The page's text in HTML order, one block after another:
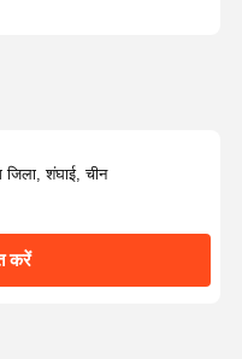
शंघाई, चीन
करें